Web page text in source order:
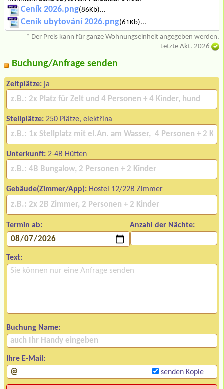
Ceník 2026.png(86Kb)...
Ceník ubytování 2026.png(61Kb)...
* Der Preis kann für ganze Wohnungseinheit angegeben werden.
Letzte Akt. 2026
Buchung/Anfrage senden
Zeltplätze: ja
Stellplätze: 250 Plätze, elektřina
Unterkunft: 2-4B Hütten
Gebäude(Zimmer/App): Hostel 12/22B Zimmer
Termin ab: Anzahl der Nächte:
Text:
Buchung Name:
Ihre E-Mail:
senden Kopie